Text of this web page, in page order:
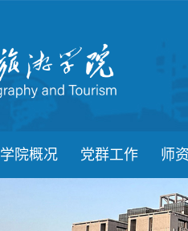
学院概况 党群工作 师